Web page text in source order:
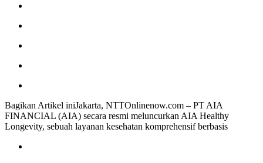
Bagikan Artikel iniJakarta, NTTOnlinenow.com – PT AIA
FINANCIAL (AIA) secara resmi meluncurkan AIA Healthy
Longevity, sebuah layanan kesehatan komprehensif berbasis